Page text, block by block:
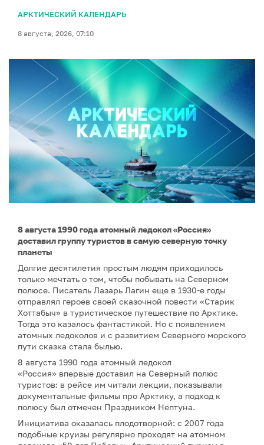
АРКТИЧЕСКИЙ КАЛЕНДАРЬ
8 августа, 2026, 07:10
8 августа 1990 года атомный ледокол «Россия»
доставил группу туристов в самую северную точку
планеты
Долгие десятилетия простым людям приходилось
только мечтать о том, чтобы побывать на Северном
полюсе. Писатель Лазарь Лагин еще в 1930-е годы
отправлял героев своей сказочной повести «Старик
Хоттабыч» в туристическое путешествие по Арктике.
Тогда это казалось фантастикой. Но с появлением
атомных ледоколов и с развитием Северного морского
пути сказка стала былью.
8 августа 1990 года атомный ледокол
«Россия» впервые доставил на Северный полюс
туристов: в рейсе им читали лекции, показывали
документальные фильмы про Арктику, а подход к
полюсу был отмечен Праздником Нептуна.
Инициатива оказалась плодотворной: с 2007 года
подобные круизы регулярно проходят на атомном